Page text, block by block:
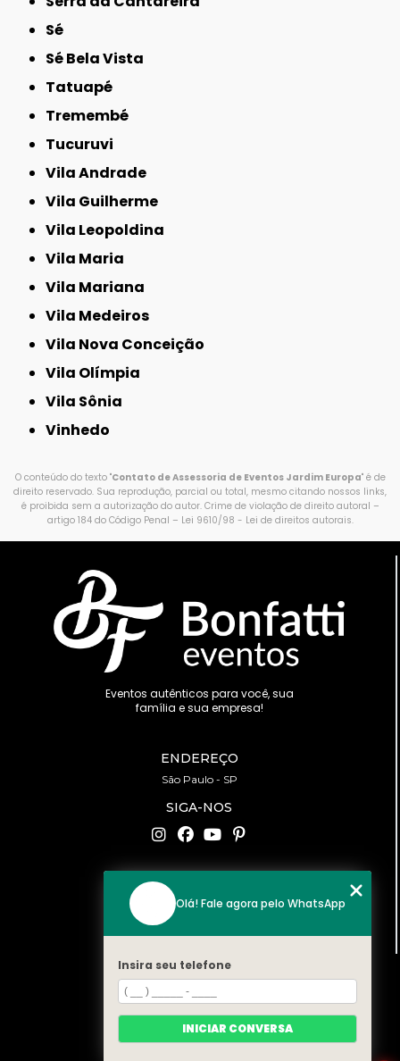
Sé
Sé Bela Vista
Tatuapé
Tremembé
Tucuruvi
Vila Andrade
Vila Guilherme
Vila Leopoldina
Vila Maria
Vila Mariana
Vila Medeiros
Vila Nova Conceição
Vila Olímpia
Vila Sônia
Vinhedo
O conteúdo do texto "Contato de Assessoria de Eventos Jardim Europa" é de
direito reservado. Sua reprodução, parcial ou total, mesmo citando nossos links,
é proibida sem a autorização do autor. Crime de violação de direito autoral –
artigo 184 do Código Penal – Lei 9610/98 - Lei de direitos autorais.
Eventos autênticos para você, sua
família e sua empresa!
ENDEREÇO
São Paulo - SP
SIGA-NOS
CONTATO
(11) 94519-2422
contato@bonfattieventos.com.br
MENU
HOME
A BONFATTI
SERVIÇOS
Olá! Fale agora pelo WhatsApp
Insira seu telefone
INICIAR CONVERSA